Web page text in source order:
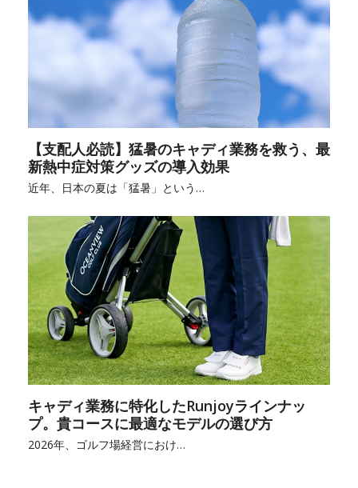
【支配人必読】猛暑のキャディ業務を救う、最
新熱中症対策グッズの導入効果
近年、日本の夏は「猛暑」という…
キャディ業務に特化したRunjoyラインナッ
プ。貴コースに最適なモデルの選び方
2026年、ゴルフ場経営におけ…